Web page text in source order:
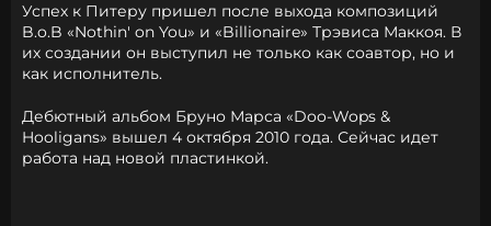
Успех к Питеру пришел после выхода композиций
B.o.B «Nothin' on You» и «Billionaire» Трэвиса Маккоя. В
их создании он выступил не только как соавтор, но и
как исполнитель.
Дебютный альбом Бруно Марса «Doo-Wops &
Hooligans» вышел 4 октября 2010 года. Сейчас идет
работа над новой пластинкой.